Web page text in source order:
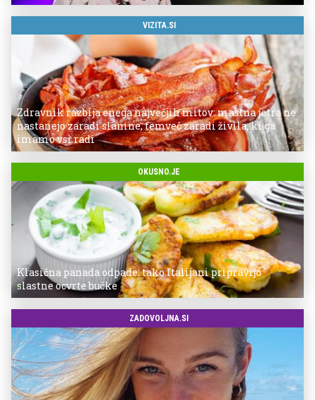
VIZITA.SI
Zdravnik razbija enega največjih mitov: mastna jetra ne
nastanejo zaradi slanine, temveč zaradi živila, ki ga
imamo vsi radi
OKUSNO.JE
Klasična panada odpade: tako Italijani pripravijo
slastne ocvrte bučke
ZADOVOLJNA.SI